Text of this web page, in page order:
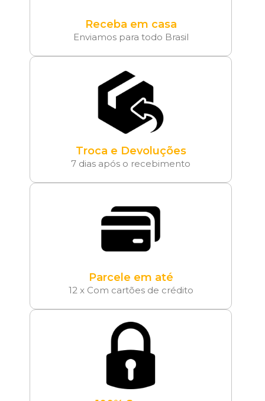
Receba em casa
Enviamos para todo Brasil
Troca e Devoluções
7 dias após o recebimento
Parcele em até
12 x Com cartões de crédito